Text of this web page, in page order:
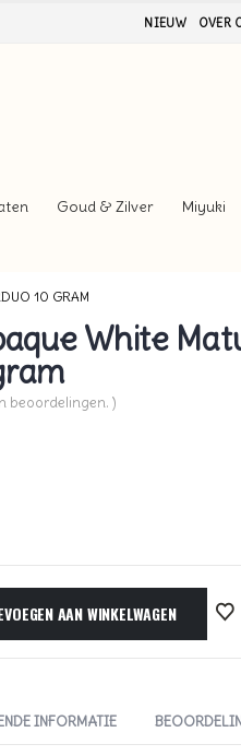
NIEUW OVER
Goud & Zilver Miyuki
10 GRAM
White
beoordelingen. )
AAN WINKELWAGEN
INFORMATIE